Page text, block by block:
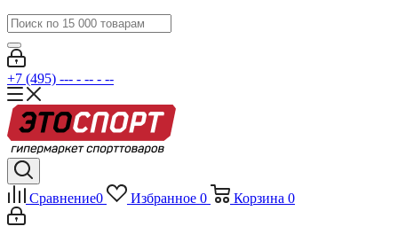
+7 (495) --- - -- - --
Сравнение0 Избранное 0 Корзина 0